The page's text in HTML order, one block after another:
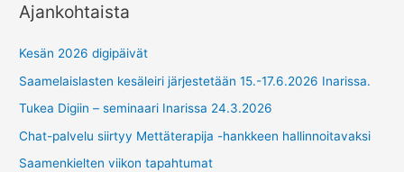
Ajankohtaista
Kesän 2026 digipäivät
Saamelaislasten kesäleiri järjestetään 15.-17.6.2026 Inarissa.
Tukea Digiin – seminaari Inarissa 24.3.2026
Chat-palvelu siirtyy Mettäterapija -hankkeen hallinnoitavaksi
Saamenkielten viikon tapahtumat